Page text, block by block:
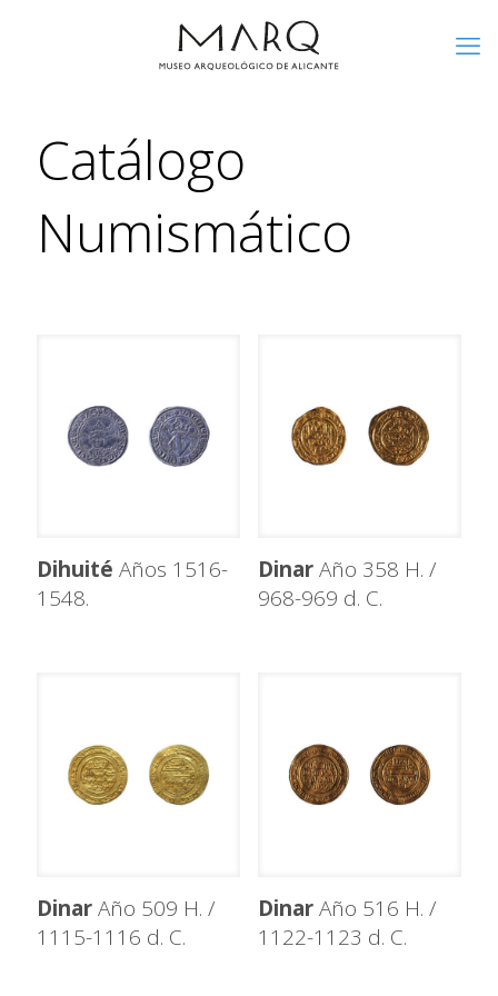
Catálogo
Numismático
Dihuité Años 1516-
1548.
DinarAño 358 H. /
968-969 d. C.
DinarAño 509 H. /
1115-1116 d. C.
DinarAño 516 H. /
1122-1123 d. C.